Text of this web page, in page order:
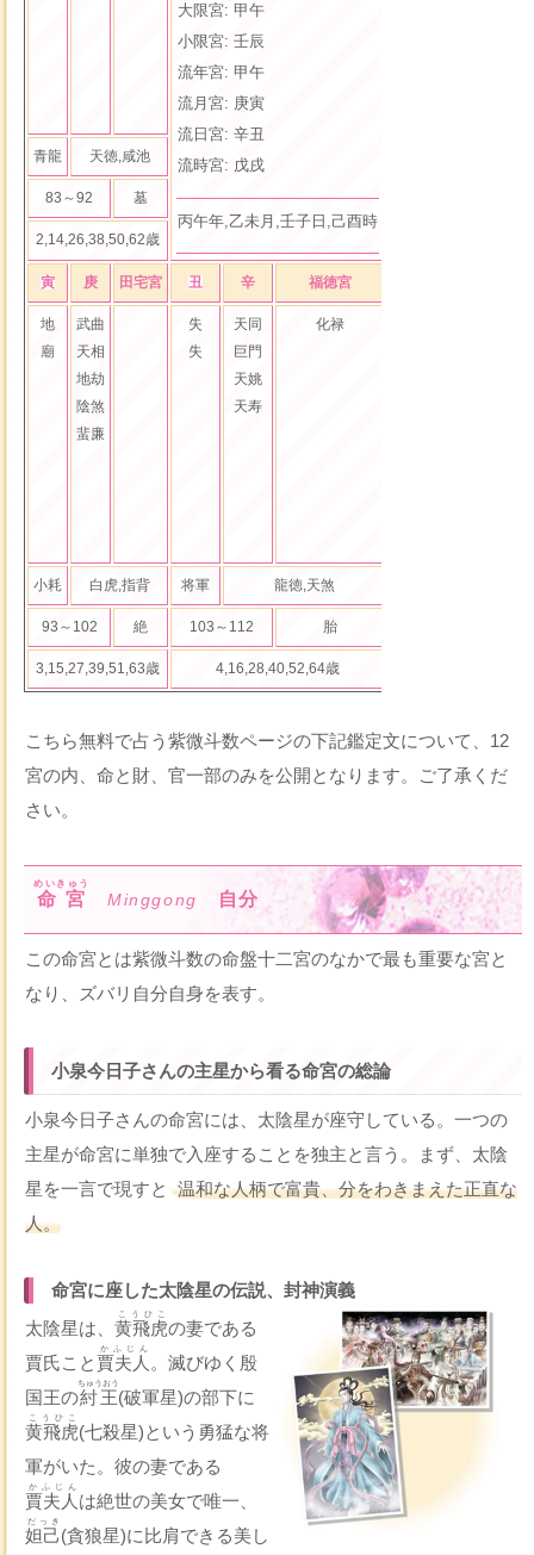
大限宮: 甲午
小限宮: 壬辰
流年宮: 甲午
流月宮: 庚寅
流日宮: 辛丑
流時宮: 戊戌
丙午年,乙未月,壬子日,己酉時
青龍 天徳,咸池
83～92 墓
2,14,26,38,50,62歳
寅 庚 田宅宮 丑 辛 福徳宮
地
廟
武曲
天相
地劫
陰煞
蜚廉
失
失
天同
巨門
天姚
天寿
化禄
小耗 白虎,指背 将軍 龍徳,天煞
93～102 絶 103～112 胎
3,15,27,39,51,63歳 4,16,28,40,52,64歳
こちら無料で占う紫微斗数ページの下記鑑定文について、12
宮の内、命と財、官一部のみを公開となります。ご了承くだ
さい。
命宮
めいきゅう
Minggong 自分
この命宮とは紫微斗数の命盤十二宮のなかで最も重要な宮と
なり、ズバリ自分自身を表す。
小泉今日子さんの主星から看る命宮の総論
小泉今日子さんの命宮には、太陰星が座守している。一つの
主星が命宮に単独で入座することを独主と言う。まず、太陰
星を一言で現すと
温和な人柄で富貴、分をわきまえた正直な
人。
命宮に座した太陰星の伝説、封神演義
太陰星は、黄飛虎
こうひこ
の妻である
賈氏こと 賈夫人
かふじん
。滅びゆく殷
国王の紂王
ちゅうおう
(破軍星)の部下に
黄飛虎
こうひこ
(七殺星)という勇猛な将
軍がいた。彼の妻である
賈夫人
かふじん
は絶世の美女で唯一、
妲己
だっき
(貪狼星)に比肩できる美し